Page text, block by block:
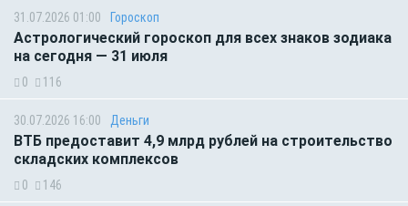
31.07.2026 01:00 Гороскоп
Астрологический гороскоп для всех знаков зодиака
на сегодня — 31 июля
0 116
30.07.2026 16:00 Деньги
ВТБ предоставит 4,9 млрд рублей на строительство
складских комплексов
0 146